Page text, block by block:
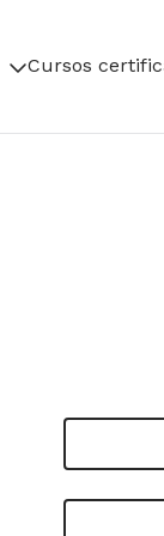
Cursos